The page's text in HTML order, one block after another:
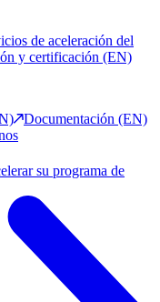
de aceleración del
y certificación (EN)
Documentación (EN)
su programa de